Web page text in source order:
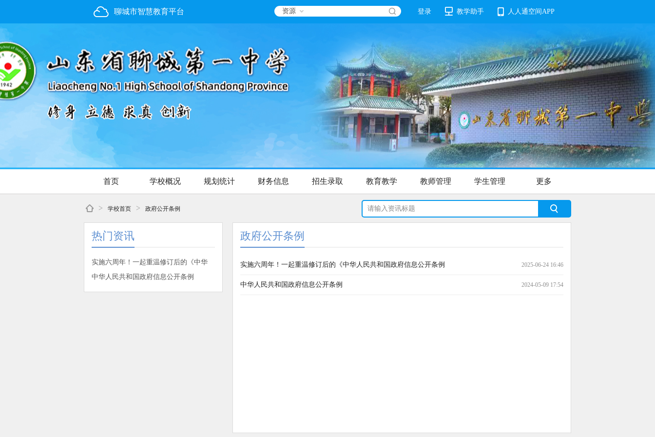
聊城市智慧教育平台 登录 教学助手 人人通空间APP
资源
首页 学校概况 规划统计 财务信息 招生录取 教育教学 教师管理 学生管理 更多
> 学校首页 > 政府公开条例
热门资讯
实施六周年！一起重温修订后的《中华
中华人民共和国政府信息公开条例
政府公开条例
实施六周年！一起重温修订后的《中华人民共和国政府信息公开条例 2025-06-24 16:46
中华人民共和国政府信息公开条例 2024-05-09 17:54